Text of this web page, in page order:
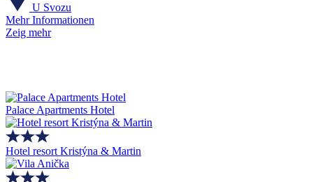
U Svozu
Mehr Informationen
Zeig mehr
Palace Apartments Hotel
Hotel resort Kristýna & Martin